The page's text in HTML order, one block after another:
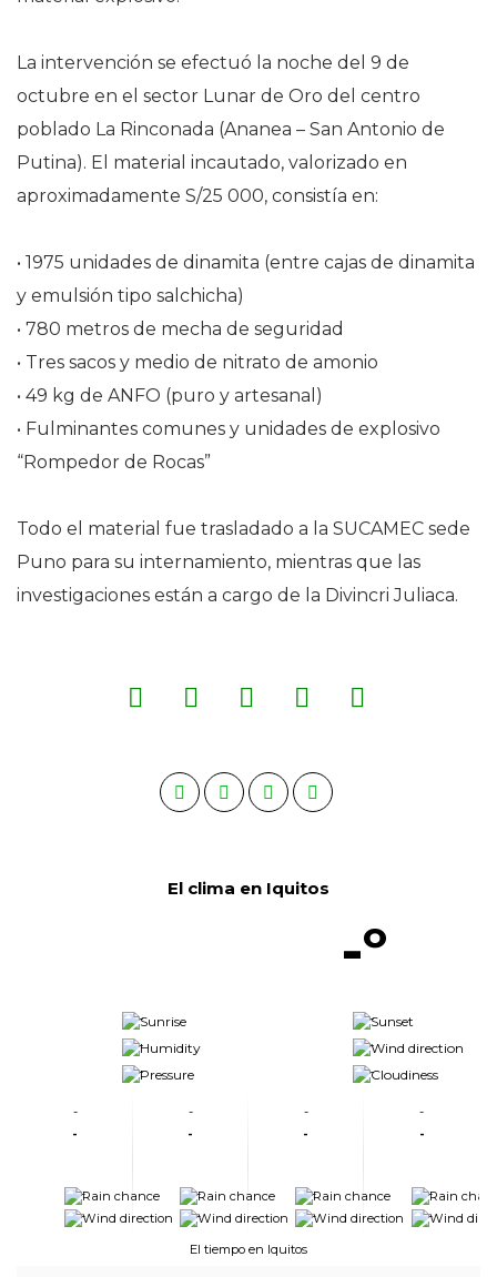
La intervención se efectuó la noche del 9 de
octubre en el sector Lunar de Oro del centro
poblado La Rinconada (Ananea – San Antonio de
Putina). El material incautado, valorizado en
aproximadamente S/25 000, consistía en:
• 1975 unidades de dinamita (entre cajas de dinamita
y emulsión tipo salchicha)
• 780 metros de mecha de seguridad
• Tres sacos y medio de nitrato de amonio
• 49 kg de ANFO (puro y artesanal)
• Fulminantes comunes y unidades de explosivo
“Rompedor de Rocas”
Todo el material fue trasladado a la SUCAMEC sede
Puno para su internamiento, mientras que las
investigaciones están a cargo de la Divincri Juliaca.
El clima en Iquitos
-º
-
-
-
-
-
-
-
-
-
-
-
-
-
-
-
-
-
-
-
-
-
-
El tiempo en Iquitos